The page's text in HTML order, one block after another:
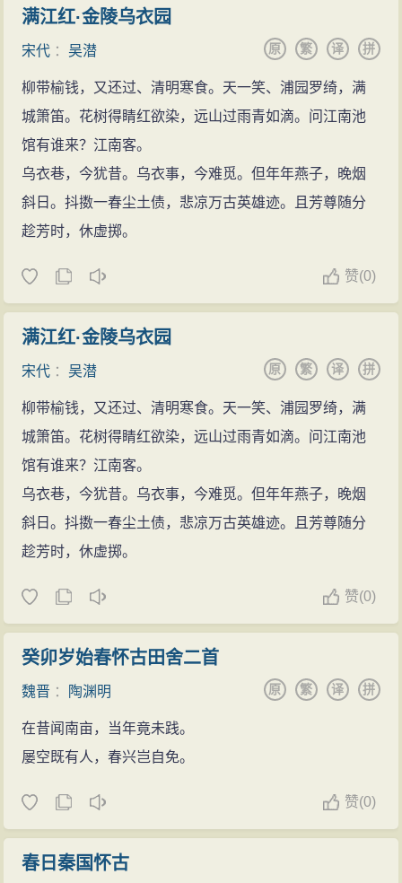
满江红·金陵乌衣园
宋代 ：吴潜 拼
译
繁
原
柳带榆钱，又还过、清明寒食。天一笑、浦园罗绮，满
城箫笛。花树得睛红欲染，远山过雨青如滴。问江南池
馆有谁来？江南客。
乌衣巷，今犹昔。乌衣事，今难觅。但年年燕子，晚烟
斜日。抖擞一春尘土债，悲凉万古英雄迹。且芳尊随分
趁芳时，休虚掷。
赞(0)
满江红·金陵乌衣园
宋代 ：吴潜 拼
译
繁
原
柳带榆钱，又还过、清明寒食。天一笑、浦园罗绮，满
城箫笛。花树得睛红欲染，远山过雨青如滴。问江南池
馆有谁来？江南客。
乌衣巷，今犹昔。乌衣事，今难觅。但年年燕子，晚烟
斜日。抖擞一春尘土债，悲凉万古英雄迹。且芳尊随分
趁芳时，休虚掷。
赞(0)
癸卯岁始春怀古田舍二首
魏晋 ： 陶渊明 拼
译
繁
原
在昔闻南亩，当年竟未践。
屡空既有人，春兴岂自免。
赞(0)
春日秦国怀古